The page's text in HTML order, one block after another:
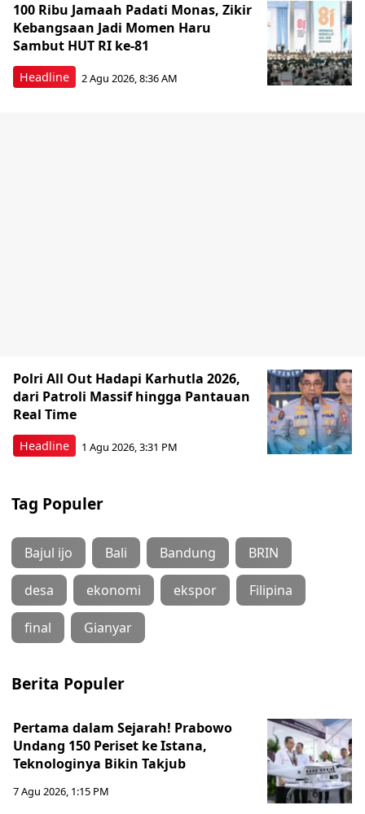
Headline
100 Ribu Jamaah Padati Monas, Zikir
Kebangsaan Jadi Momen Haru
Sambut HUT RI ke-81
2 Agu 2026, 8:36 AM
Headline
Polri All Out Hadapi Karhutla 2026,
dari Patroli Massif hingga Pantauan
Real Time
1 Agu 2026, 3:31 PM
Tag Populer
Bajul ijo Bali Bandung BRIN
desa ekonomi ekspor Filipina
final Gianyar
Berita Populer
Pertama dalam Sejarah! Prabowo
Undang 150 Periset ke Istana,
Teknologinya Bikin Takjub
7 Agu 2026, 1:15 PM